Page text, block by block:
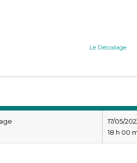
Le Décodage
17/05/
18 h 00